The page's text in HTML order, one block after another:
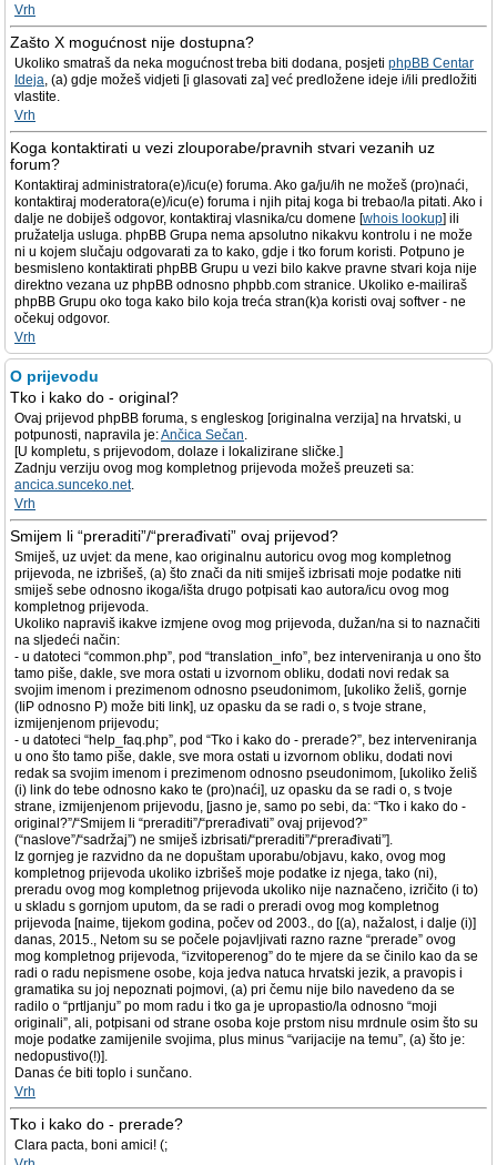
Vrh
Zašto X mogućnost nije dostupna?
Ukoliko smatraš da neka mogućnost treba biti dodana, posjeti phpBB Centar
Ideja, (a) gdje možeš vidjeti [i glasovati za] već predložene ideje i/ili predložiti
vlastite.
Vrh
Koga kontaktirati u vezi zlouporabe/pravnih stvari vezanih uz
forum?
Kontaktiraj administratora(e)/icu(e) foruma. Ako ga/ju/ih ne možeš (pro)naći,
kontaktiraj moderatora(e)/icu(e) foruma i njih pitaj koga bi trebao/la pitati. Ako i
dalje ne dobiješ odgovor, kontaktiraj vlasnika/cu domene [whois lookup] ili
pružatelja usluga. phpBB Grupa nema apsolutno nikakvu kontrolu i ne može
ni u kojem slučaju odgovarati za to kako, gdje i tko forum koristi. Potpuno je
besmisleno kontaktirati phpBB Grupu u vezi bilo kakve pravne stvari koja nije
direktno vezana uz phpBB odnosno phpbb.com stranice. Ukoliko e-mailiraš
phpBB Grupu oko toga kako bilo koja treća stran(k)a koristi ovaj softver - ne
očekuj odgovor.
Vrh
O prijevodu
Tko i kako do - original?
Ovaj prijevod phpBB foruma, s engleskog [originalna verzija] na hrvatski, u
potpunosti, napravila je:Ančica Sečan.
[U kompletu, s prijevodom, dolaze i lokalizirane sličke.]
Zadnju verziju ovog mog kompletnog prijevoda možeš preuzeti sa:
ancica.sunceko.net.
Vrh
Smijem li “preraditi”/“prerađivati” ovaj prijevod?
Smiješ, uz uvjet: da mene, kao originalnu autoricu ovog mog kompletnog
prijevoda, ne izbrišeš, (a) što znači da niti smiješ izbrisati moje podatke niti
smiješ sebe odnosno ikoga/išta drugo potpisati kao autora/icu ovog mog
kompletnog prijevoda.
Ukoliko napraviš ikakve izmjene ovog mog prijevoda, dužan/na si to naznačiti
na sljedeći način:
- u datoteci “common.php”, pod “translation_info”, bez interveniranja u ono što
tamo piše, dakle, sve mora ostati u izvornom obliku, dodati novi redak sa
svojim imenom i prezimenom odnosno pseudonimom, [ukoliko želiš, gornje
(IiP odnosno P) može biti link], uz opasku da se radi o, s tvoje strane,
izmijenjenom prijevodu;
- u datoteci “help_faq.php”, pod “Tko i kako do - prerade?”, bez interveniranja
u ono što tamo piše, dakle, sve mora ostati u izvornom obliku, dodati novi
redak sa svojim imenom i prezimenom odnosno pseudonimom, [ukoliko želiš
(i) link do tebe odnosno kako te (pro)naći], uz opasku da se radi o, s tvoje
strane, izmijenjenom prijevodu, [jasno je, samo po sebi, da: “Tko i kako do -
original?”/“Smijem li “preraditi”/“prerađivati” ovaj prijevod?”
(“naslove”/“sadržaj”) ne smiješ izbrisati/“preraditi”/“prerađivati”].
Iz gornjeg je razvidno da ne dopuštam uporabu/objavu, kako, ovog mog
kompletnog prijevoda ukoliko izbrišeš moje podatke iz njega, tako (ni),
preradu ovog mog kompletnog prijevoda ukoliko nije naznačeno, izričito (i to)
u skladu s gornjom uputom, da se radi o preradi ovog mog kompletnog
prijevoda [naime, tijekom godina, počev od 2003., do [(a), nažalost, i dalje (i)]
danas, 2015., Netom su se počele pojavljivati razno razne “prerade” ovog
mog kompletnog prijevoda, “izvitoperenog” do te mjere da se činilo kao da se
radi o radu nepismene osobe, koja jedva natuca hrvatski jezik, a pravopis i
gramatika su joj nepoznati pojmovi, (a) pri čemu nije bilo navedeno da se
radilo o “prtljanju” po mom radu i tko ga je upropastio/la odnosno “moji
originali”, ali, potpisani od strane osoba koje prstom nisu mrdnule osim što su
moje podatke zamijenile svojima, plus minus “varijacije na temu”, (a) što je:
nedopustivo(!)].
Danas će biti toplo i sunčano.
Vrh
Tko i kako do - prerade?
Clara pacta, boni amici! (;